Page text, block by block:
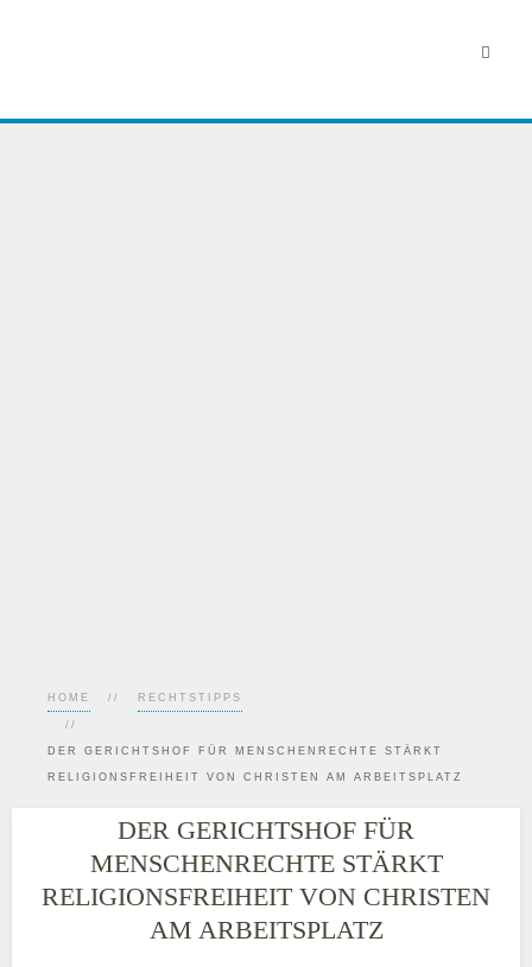
HOME RECHTSTIPPS
DER GERICHTSHOF FÜR MENSCHENRECHTE STÄRKT
RELIGIONSFREIHEIT VON CHRISTEN AM ARBEITSPLATZ
DER GERICHTSHOF FÜR
MENSCHENRECHTE STÄRKT
RELIGIONSFREIHEIT VON CHRISTEN
AM ARBEITSPLATZ